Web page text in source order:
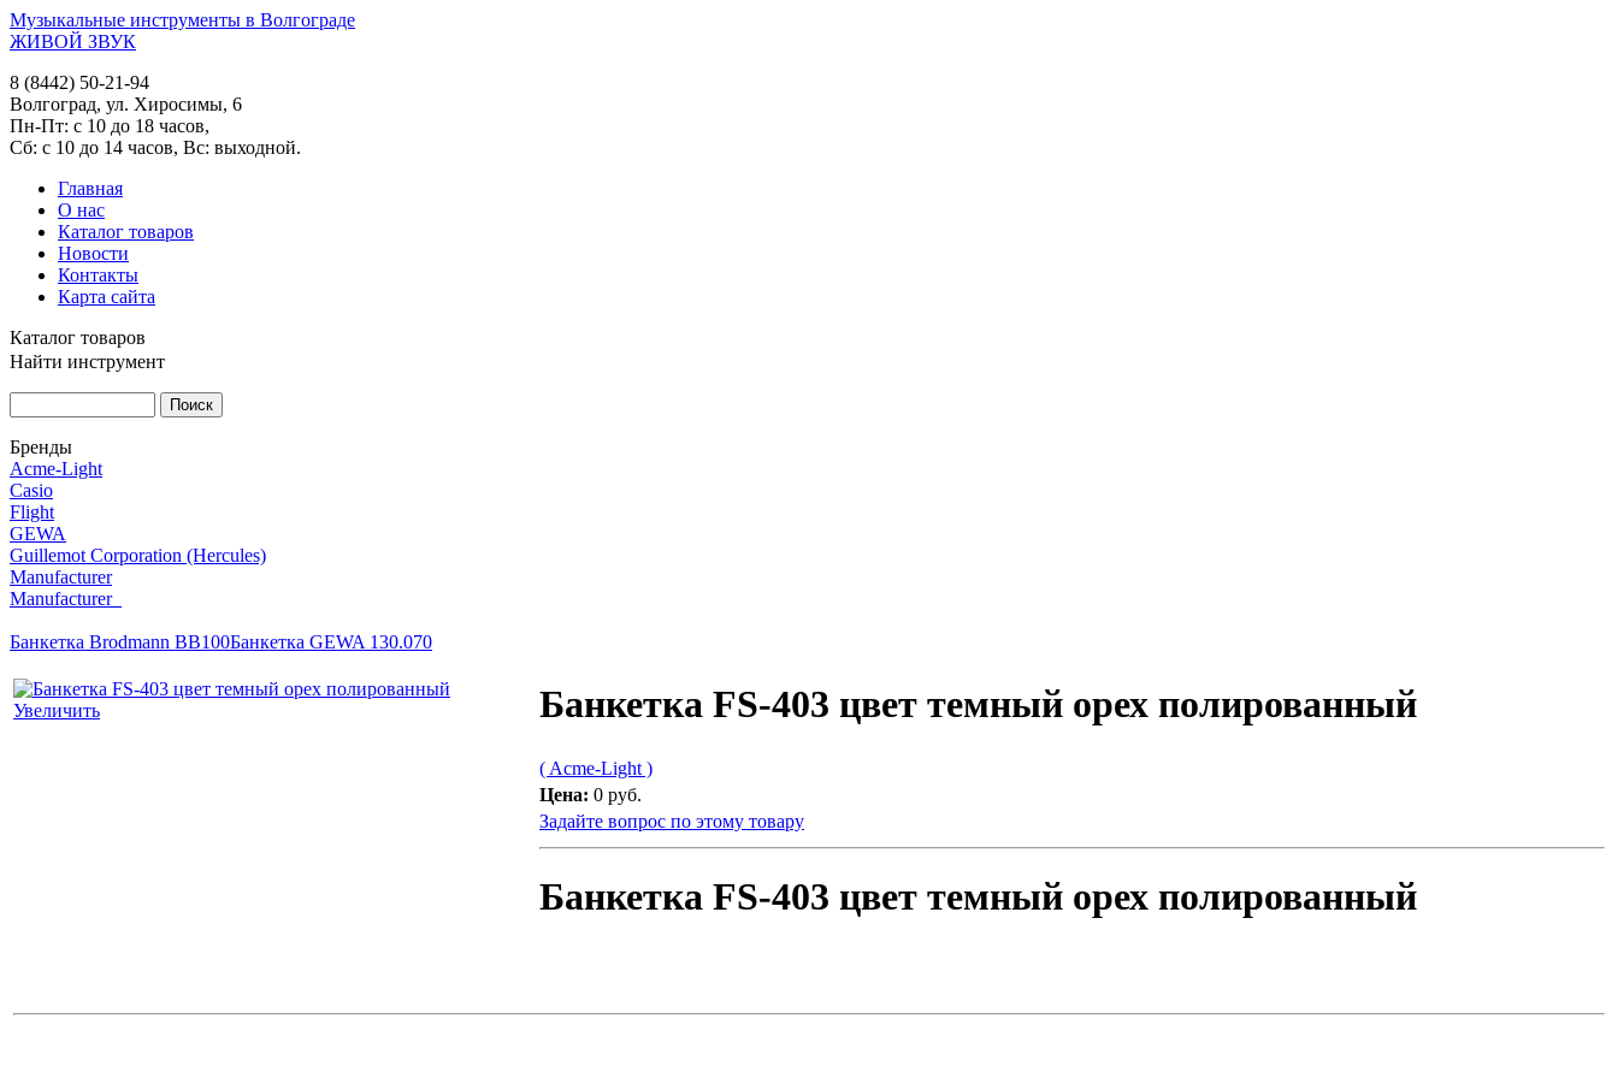
Музыкальные инструменты в Волгограде
ЖИВОЙ ЗВУК
8 (8442) 50-21-94
Волгоград, ул. Хиросимы, 6
Пн-Пт: с 10 до 18 часов,
Сб: с 10 до 14 часов, Вс: выходной.
Главная
О нас
Каталог товаров
Новости
Контакты
Карта сайта
Каталог товаров
Найти инструмент
Бренды
Acme-Light
Casio
Flight
GEWA
Guillemot Corporation (Hercules)
Manufacturer
Manufacturer_
Банкетка Brodmann BB100Банкетка GEWA 130.070
Увеличить Банкетка FS-403 цвет темный орех полированный
( Acme-Light )
Цена: 0 руб.
Задайте вопрос по этому товару
Банкетка FS-403 цвет темный орех полированный